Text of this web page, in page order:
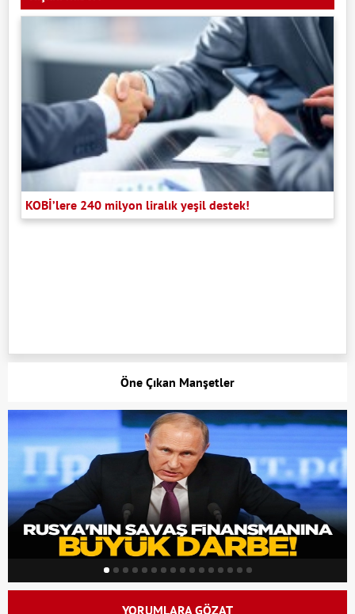
KOBİ’lere 240 milyon liralık yeşil destek!
Öne Çıkan Manşetler
YORUMLARA GÖZAT